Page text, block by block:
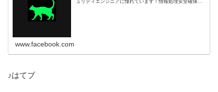
ュリティエンジニアに憧れています！情報処理安全確保支
www.facebook.com
♪はてブ